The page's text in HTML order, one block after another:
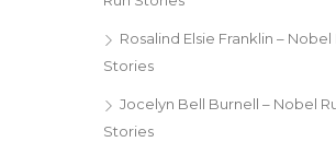
Rosalind Elsie Franklin – Nobel
Stories
Jocelyn Bell Burnell – Nobel
Stories